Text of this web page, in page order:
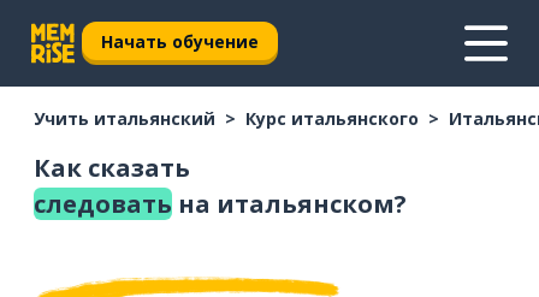
Начать обучение
Учить итальянский Курс итальянского
Как сказать
следовать на итальянском?